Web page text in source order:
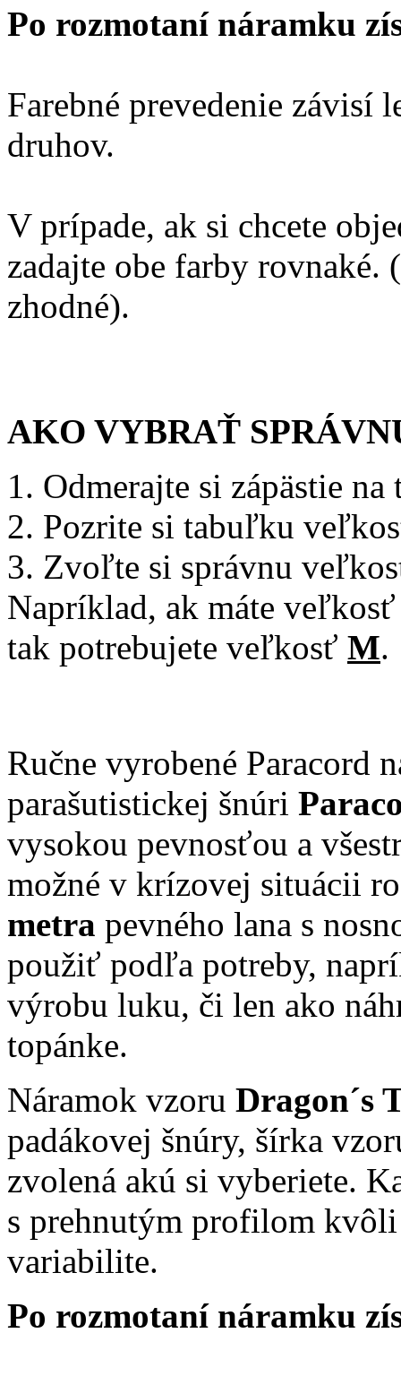
Po rozmotaní náramku
Farebné prevedenie závisí
druhov.
V prípade, ak si chcete
zadajte obe farby rovnaké.
zhodné).
AKO VYBRAŤ
1. Odmerajte si zápästie na
2. Pozrite si tabuľku
3. Zvoľte si správnu
Napríklad, ak máte
tak potrebujete veľkosť M.
Ručne vyrobené Paracord
parašutistickej šnúri
vysokou pevnosťou a
možné v krízovej situácii
metra pevného lana s
použiť podľa potreby,
výrobu luku, či len ako
topánke.
Náramok vzoru Dragon´s
padákovej šnúry, šírka
zvolená akú si vyberiete.
s prehnutým profilom
variabilite.
Po rozmotaní náramku